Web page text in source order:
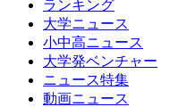
ランキング
大学ニュース
小中高ニュース
大学発ベンチャー
ニュース特集
動画ニュース